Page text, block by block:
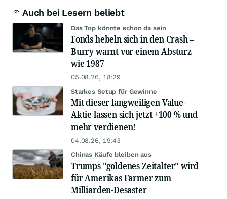
Auch bei Lesern beliebt
Das Top könnte schon da sein
Fonds hebeln sich in den Crash –
Burry warnt vor einem Absturz
wie 1987
05.08.26, 18:29
Starkes Setup für Gewinne
Mit dieser langweiligen Value-
Aktie lassen sich jetzt +100 % und
mehr verdienen!
04.08.26, 19:43
Chinas Käufe bleiben aus
Trumps "goldenes Zeitalter" wird
für Amerikas Farmer zum
Milliarden-Desaster